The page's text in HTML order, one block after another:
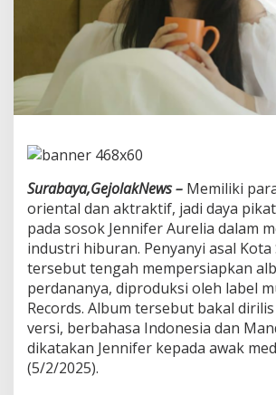
R
s
l
b
u
m
L
a
g
u
V
e
r
s
i
Surabaya,GejolakNews – Memiliki
oriental dan aktraktif, jadi daya
pada sosok Jennifer Aurelia dalam
industri hiburan. Penyanyi asal Kota
tersebut tengah mempersiapkan
perdananya, diproduksi oleh label
Records. Album tersebut bakal
versi, berbahasa Indonesia dan
dikatakan Jennifer kepada awak
(5/2/2025).